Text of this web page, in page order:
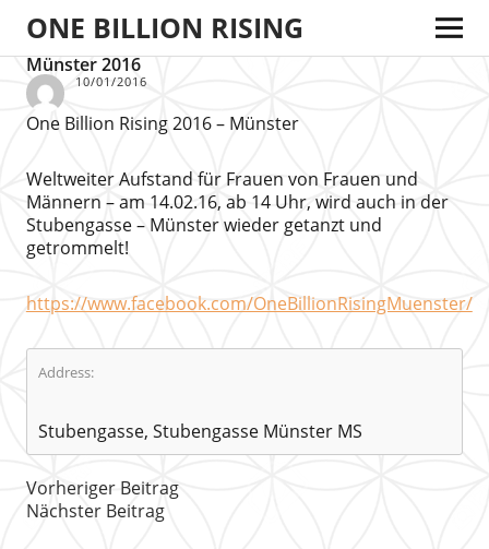
ONE BILLION RISING
Münster 2016
10/01/2016
One Billion Rising 2016 – Münster
Weltweiter Aufstand für Frauen von Frauen und
Männern – am 14.02.16, ab 14 Uhr, wird auch in der
Stubengasse – Münster wieder getanzt und
getrommelt!
https://www.facebook.com/OneBillionRisingMuenster/
Address:
Stubengasse, Stubengasse Münster MS
Vorheriger Beitrag
Nächster Beitrag